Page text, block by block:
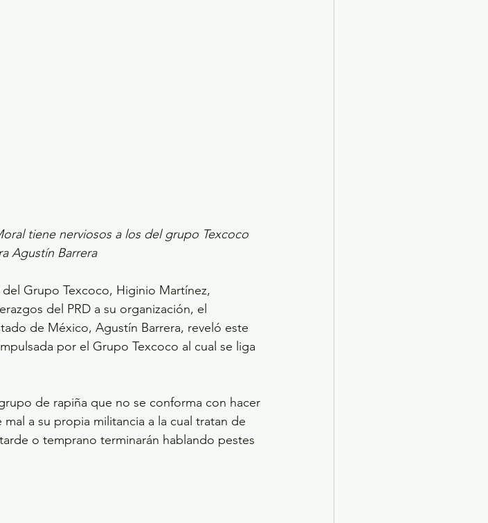
tiene nerviosos a los del grupo Texcoco
Agustín Barrera
Grupo Texcoco, Higinio Martínez,
del PRD a su organización, el
de México, Agustín Barrera, reveló este
por el Grupo Texcoco al cual se liga
de rapiña que no se conforma con hacer
a su propia militancia a la cual tratan de
o temprano terminarán hablando pestes